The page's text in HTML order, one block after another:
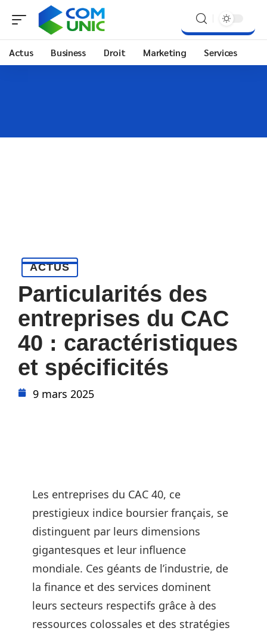
Actus Business Droit Marketing Services
ACTUS
Particularités des
entreprises du CAC
40 : caractéristiques
et spécificités
9 mars 2025
Les entreprises du CAC 40, ce
prestigieux indice boursier français, se
distinguent par leurs dimensions
gigantesques et leur influence
mondiale. Ces géants de l’industrie, de
la finance et des services dominent
leurs secteurs respectifs grâce à des
ressources colossales et des stratégies